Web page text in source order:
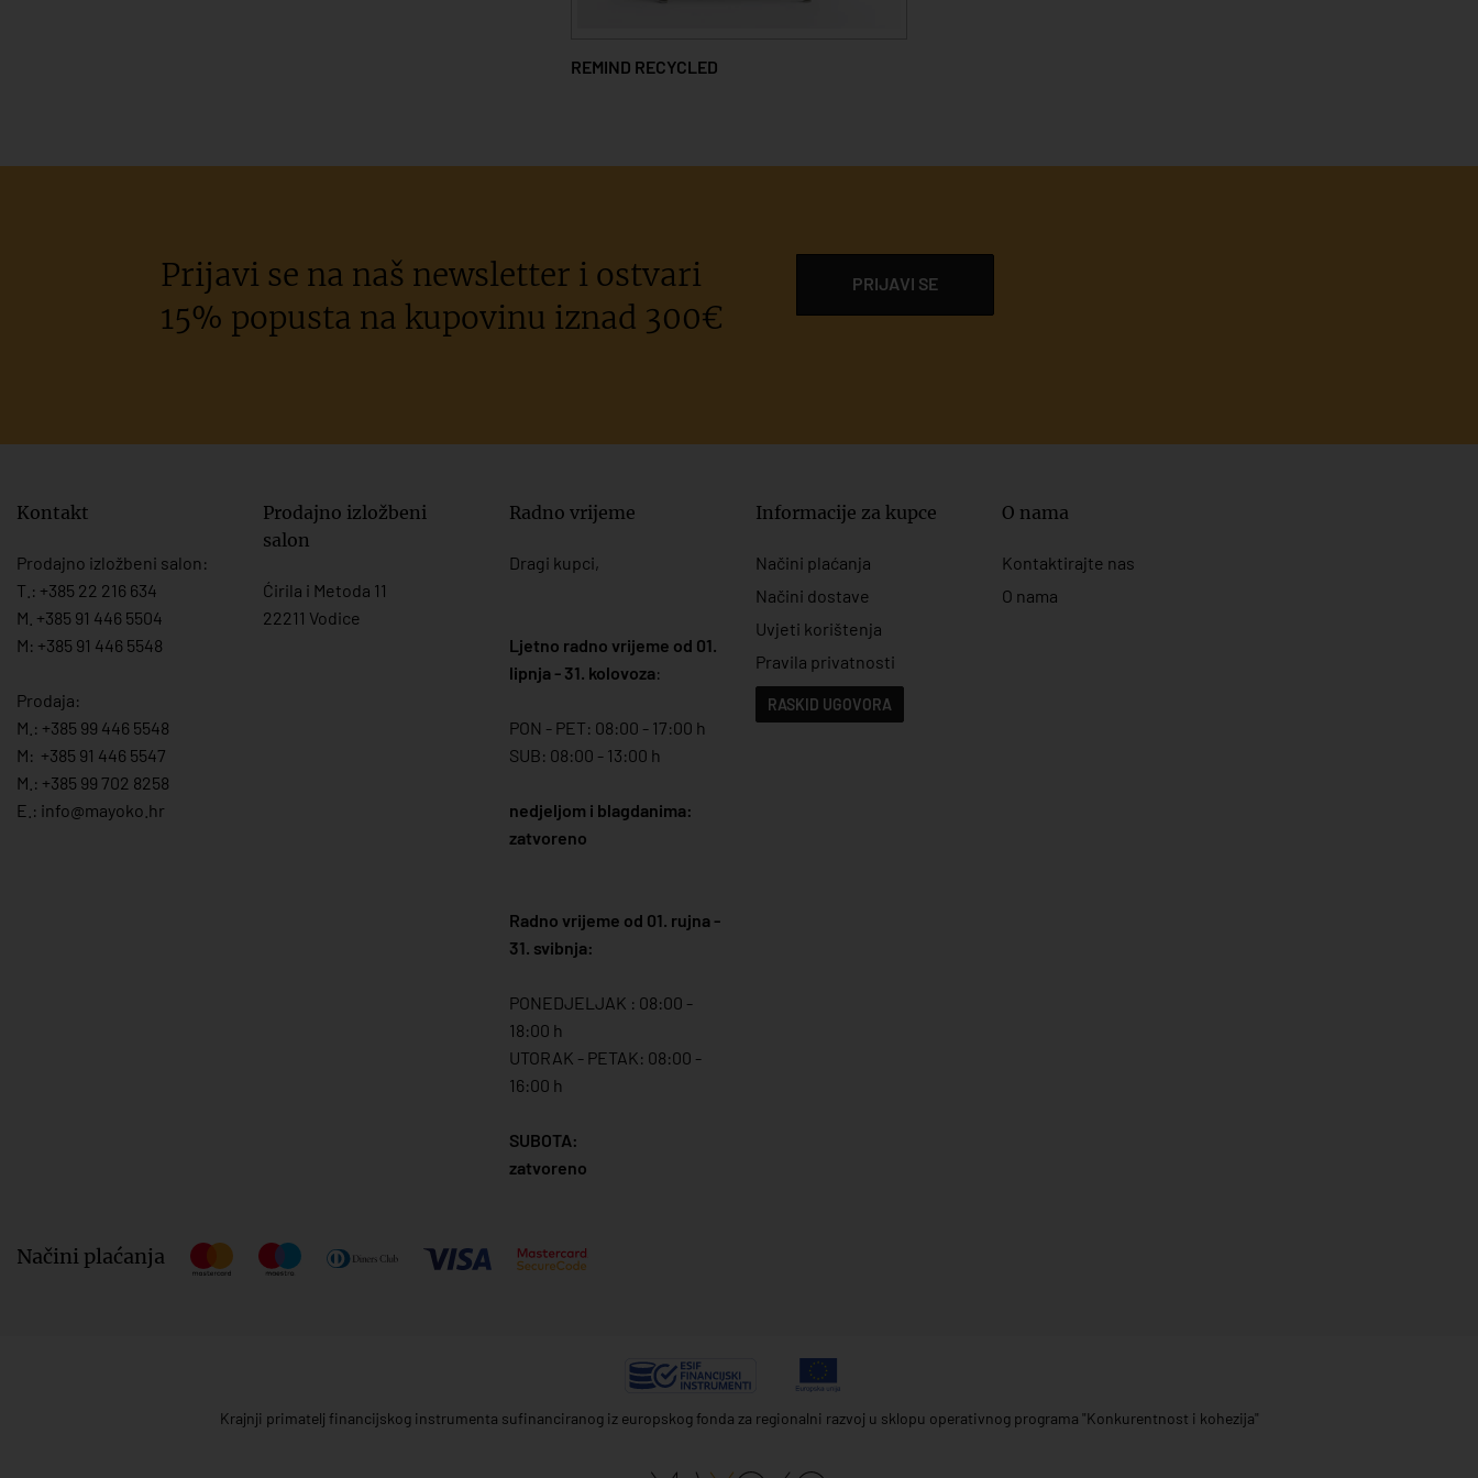
REMIND RECYCLED
Prijavi se na naš newsletter i ostvari
15% popusta na kupovinu iznad 300€
PRIJAVI SE
Kontakt
Prodajno izložbeni salon:
T.: +385 22 216 634
M. +385 91 446 5504
M: +385 91 446 5548
Prodaja:
M.: +385 99 446 5548
M: +385 91 446 5547
M.: +385 99 702 8258
E.: info@mayoko. hr
Prodajno izložbeni
salon
Ćirila i Metoda 11
22211 Vodice
Radno vrijeme
Dragi kupci,
Ljetno radno vrijeme od 01.
lipnja - 31. kolovoza:
PON - PET: 08:00 - 17:00 h
SUB: 08:00 - 13:00 h
nedjeljom i blagdanima:
zatvoreno
Radno vrijeme od 01. rujna -
31. svibnja:
PONEDJELJAK : 08:00 -
18:00 h
UTORAK - PETAK: 08:00 -
16:00 h
SUBOTA:
zatvoreno
Informacije za kupce
Načini plaćanja
Načini dostave
Uvjeti korištenja
Pravila privatnosti
RASKID UGOVORA
O nama
Kontaktirajte nas
O nama
Načini plaćanja
Krajnji primatelj financijskog instrumenta sufinanciranog iz europskog fonda za regionalni razvoj u sklopu operativnog programa "Konkurentnost i kohezija"